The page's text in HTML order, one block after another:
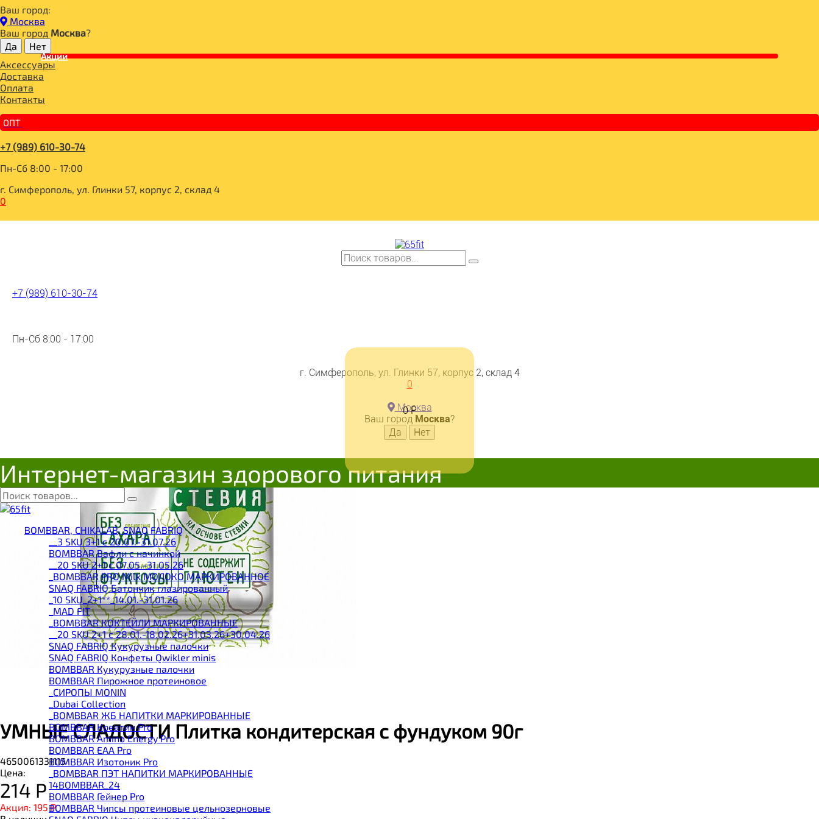
Ваш город:
Москва
Ваш город Москва?
Акции
Аксессуары
Доставка
Оплата
Контакты
ОПТ
+7 (989) 610-30-74
Пн-Сб 8:00 - 17:00
г. Симферополь, ул. Глинки 57, корпус 2, склад 4
0
+7 (989) 610-30-74
Пн-Сб 8:00 - 17:00
г. Симферополь, ул. Глинки 57, корпус 2, склад 4
0
0Р
Москва
Ваш город Москва?
Интернет-магазин здорового питания
BOMBBAR, CHIKALAB, SNAQ FABRIQ
__3 SKU 3+1 с 20.07.-31.07.26
BOMBBAR Вафли с начинкой
__20 SKU 2+1 с 07.05.-31.05.26
_BOMBBAR PRO Milk МОЛОКО МАРКИРОВАННОЕ
SNAQ FABRIQ Батончик глазированный
_10 SKU_2+1**_14.01.-31.01.26
_MAD FIT
_BOMBBAR КОКТЕЙЛИ МАРКИРОВАННЫЕ
__20 SKU 2+1 с 28.01.-18.02.26+31.03.26+30.04.26
SNAQ FABRIQ Кукурузные палочки
SNAQ FABRIQ Конфеты Qwikler minis
BOMBBAR Кукурузные палочки
BOMBBAR Пирожное протеиновое
_CИРОПЫ MONIN
_Dubai Collection
_BOMBBAR ЖБ НАПИТКИ МАРКИРОВАННЫЕ
BOMBBAR Креатин Pro
BOMBBAR Amino Energy Pro
BOMBBAR EAA Pro
BOMBBAR Изотоник Pro
_BOMBBAR ПЭТ НАПИТКИ МАРКИРОВАННЫЕ
14BOMBBAR_24
BOMBBAR Гейнер Pro
BOMBBAR Чипсы протеиновые цельнозерновые
Главная
ДЛЯ ЗДОРОВОГО ПИТАНИЯ
СЛАДОСТИ И СНЕКИ
ШОКОЛАД
УМНЫЕ СЛАДОСТИ Плитка кондитерская с фундуком 90г
УМНЫЕ СЛАДОСТИ Плитка кондитерская с фундуком 90г
4650061331115
Цена:
214 Р
Акция: 195Р